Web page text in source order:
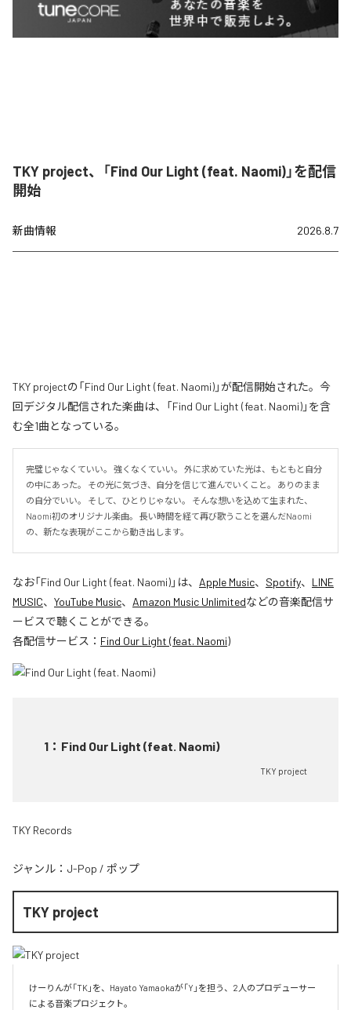
TKY project、「Find Our Light (feat. Naomi)」を配信
開始
新曲情報 2026.8.7
TKY projectの「Find Our Light (feat. Naomi)」が配信開始された。今
回デジタル配信された楽曲は、「Find Our Light (feat. Naomi)」を含
む全1曲となっている。
完璧じゃなくていい。 強くなくていい。 外に求めていた光は、もともと自分
の中にあった。 その光に気づき、自分を信じて進んでいくこと。 ありのまま
の自分でいい。 そして、ひとりじゃない。 そんな想いを込めて生まれた、
Naomi初のオリジナル楽曲。 長い時間を経て再び歌うことを選んだNaomi
の、新たな表現がここから動き出します。
なお「Find Our Light (feat. Naomi)」は、 Apple Music、 Spotify、 LINE
MUSIC、 YouTube Music、 Amazon Music Unlimitedなどの音楽配信サ
ービスで聴くことができる。
各配信サービス： Find Our Light (feat. Naomi)
1 ： Find Our Light (feat. Naomi)
TKY project
TKY Records
ジャンル： J-Pop / ポップ
TKY project
けーりんが「TK」を、Hayato Yamaokaが「Y」を担う、2人のプロデューサー
による音楽プロジェクト。